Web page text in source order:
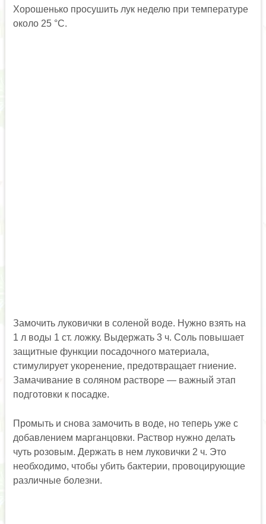
Хорошенько просушить лук неделю при температуре
около 25 °С.
Замочить луковички в соленой воде. Нужно взять на
1 л воды 1 ст. ложку. Выдержать 3 ч. Соль повышает
защитные функции посадочного материала,
стимулирует укоренение, предотвращает гниение.
Замачивание в соляном растворе — важный этап
подготовки к посадке.
Промыть и снова замочить в воде, но теперь уже с
добавлением марганцовки. Раствор нужно делать
чуть розовым. Держать в нем луковички 2 ч. Это
необходимо, чтобы убить бактерии, провоцирующие
различные болезни.